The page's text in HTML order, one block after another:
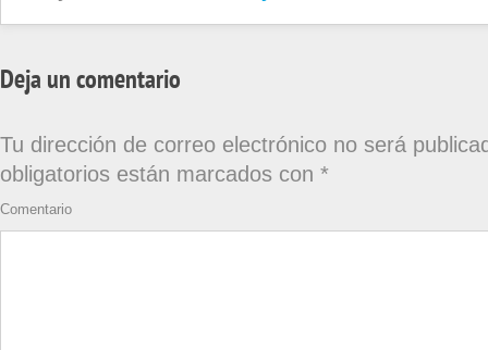
Deja un comentario
Tu dirección de correo electrónico no será
obligatorios están marcados con *
Comentario